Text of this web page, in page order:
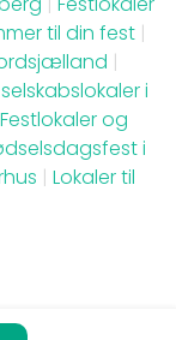
til din fest |
|
i
Festlokaler og
i
| Lokaler til